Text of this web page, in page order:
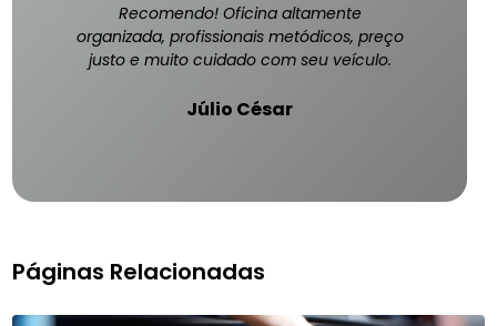
Recomendo! Oficina altamente
organizada, profissionais metódicos, preço
justo e muito cuidado com seu veículo.
Júlio César
Páginas Relacionadas